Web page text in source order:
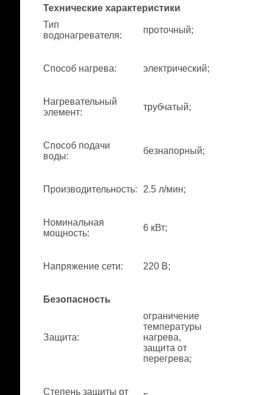
Технические характеристики
Тип
водонагревателя:
проточный;
Способ нагрева: электрический;
Нагревательный
элемент:
трубчатый;
Способ подачи
воды:
безнапорный;
Производительность: 2.5 л/мин;
Номинальная
мощность:
6 кВт;
Напряжение сети: 220 В;
Безопасность
Защита:
ограничение
температуры
нагрева,
защита от
перегрева;
Степень защиты от